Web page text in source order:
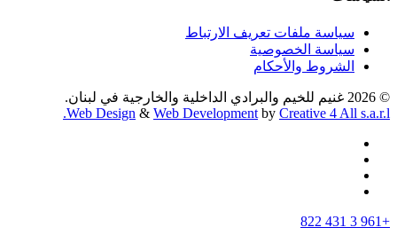
سياسة ملفات تعريف الارتباط
سياسة الخصوصية
الشروط والأحكام
© 2026 غنيم للخيم والبرادي الداخلية والخارجية في لبنان.
Web Design & Web Development by Creative 4 All s.a.r.l.
Close
+961 3 431 822